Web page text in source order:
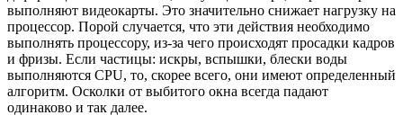
выполняют видеокарты. Это значительно снижает нагрузку на
процессор. Порой случается, что эти действия необходимо
выполнять процессору, из-за чего происходят просадки кадров
и фризы. Если частицы: искры, вспышки, блески воды
выполняются CPU, то, скорее всего, они имеют определенный
алгоритм. Осколки от выбитого окна всегда падают
одинаково и так далее.